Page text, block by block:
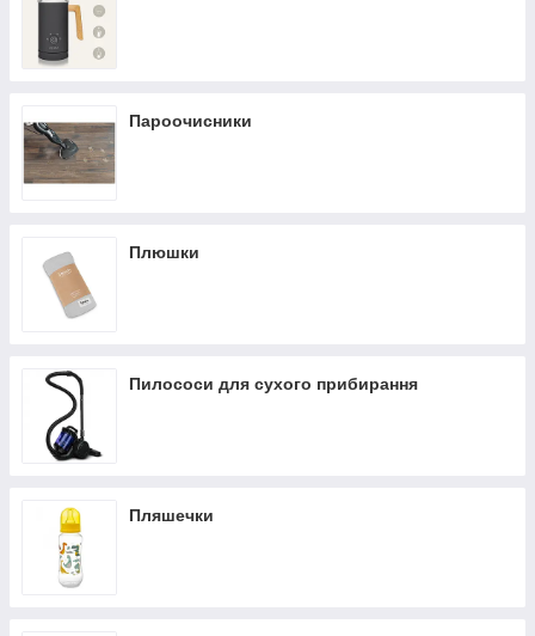
Пароочисники
Плюшки
Пилососи для сухого прибирання
Пляшечки